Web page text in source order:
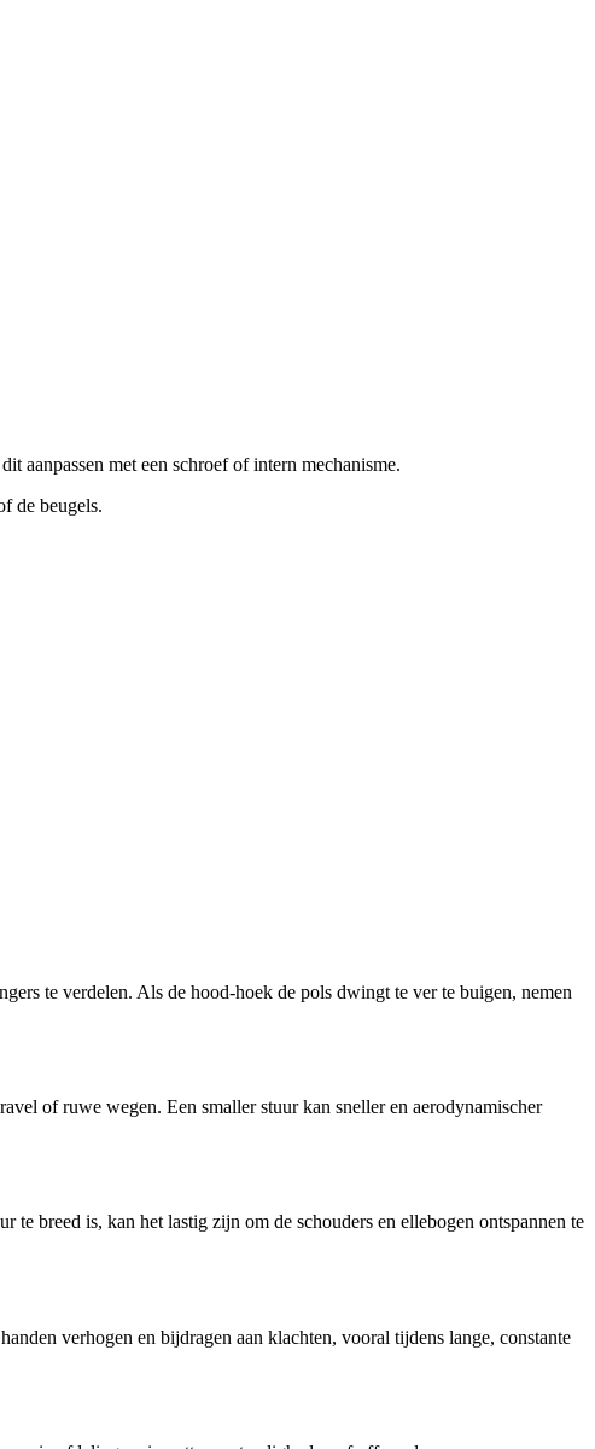
aanpassen met een schroef of intern mechanisme.
de beugels.
te verdelen. Als de hood-hoek de pols dwingt te ver te buigen, nemen
of ruwe wegen. Een smaller stuur kan sneller en aerodynamischer
te breed is, kan het lastig zijn om de schouders en ellebogen ontspannen te
verhogen en bijdragen aan klachten, vooral tijdens lange, constante